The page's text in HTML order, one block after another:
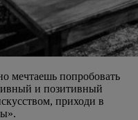
мечтаешь попробовать
и позитивный
приходи в